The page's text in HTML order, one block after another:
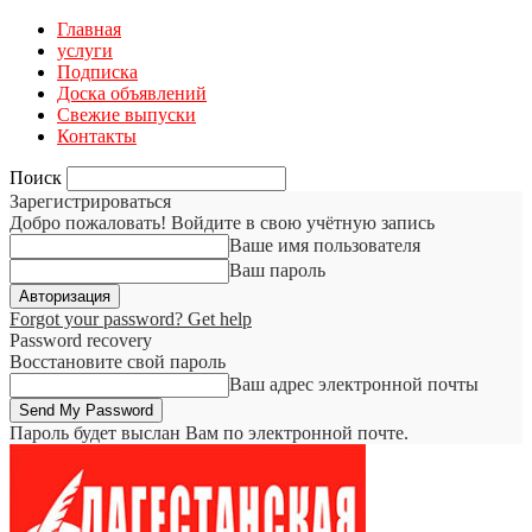
Главная
услуги
Подписка
Доска объявлений
Свежие выпуски
Контакты
Поиск
Зарегистрироваться
Добро пожаловать! Войдите в свою учётную запись
Ваше имя пользователя
Ваш пароль
Forgot your password? Get help
Password recovery
Восстановите свой пароль
Ваш адрес электронной почты
Пароль будет выслан Вам по электронной почте.